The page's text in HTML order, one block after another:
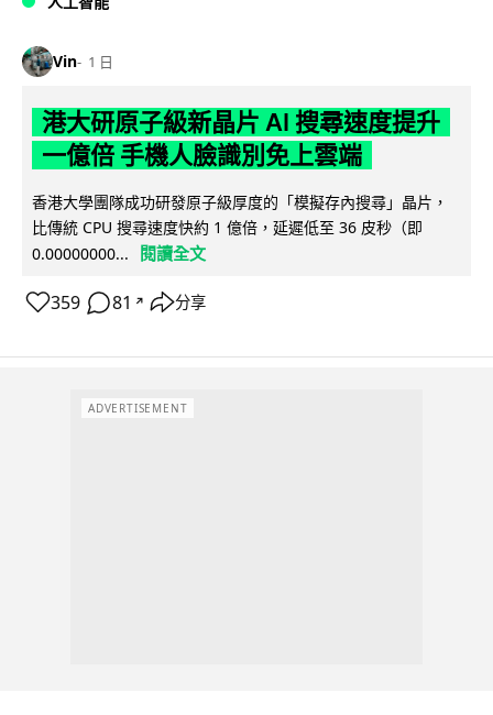
Vin 1 日
港大研原子級新晶片 AI 搜尋速度提升
一億倍 手機人臉識別免上雲端
香港大學團隊成功研發原子級厚度的「模擬存內搜尋」晶片，
比傳統 CPU 搜尋速度快約 1 億倍，延遲低至 36 皮秒（即
0.00000000...
閱讀全文
359 81 ↗ 分享
ADVERTISEMENT